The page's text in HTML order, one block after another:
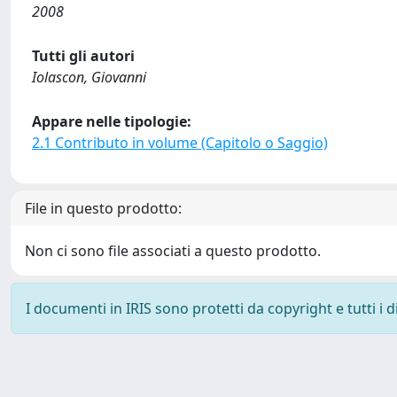
2008
Tutti gli autori
Iolascon, Giovanni
Appare nelle tipologie:
2.1 Contributo in volume (Capitolo o Saggio)
File in questo prodotto:
Non ci sono file associati a questo prodotto.
I documenti in IRIS sono protetti da copyright e tutti i